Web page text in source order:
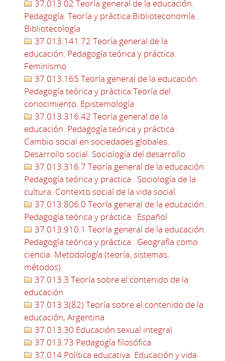
37.013:02 Teoría general de la educación.
Pedagogía. Teoría y práctica:Biblioteconomía.
Bibliotecología
37.013:141.72 Teoría general de la
educación. Pedagogía teórica y práctica.
Feminismo
37.013:165 Teoría general de la educación.
Pedagogía teórica y práctica:Teoría del
conocimiento. Epistemología
37.013:316.42 Teoría general de la
educación. Pedagogía teórica y práctica :
Cambio social en sociedades globales.
Desarrollo social. Sociología del desarrollo
37.013:316.7 Teoría general de la educación.
Pedagogía teórica y practica : Sociología de la
cultura. Contexto social de la vida social
37.013:806.0 Teoría general de la educación.
Pedagogía teórica y práctica : Español
37.013:910.1 Teoría general de la educación.
Pedagogía teórica y práctica : Geografía como
ciencia. Metodología (teoría, sistemas,
métodos).
37.013.3 Teoría sobre el contenido de la
educación
37.013.3(82) Teoría sobre el contenido de la
educación, Argentina
37.013.30 Educación sexual integral
37.013.73 Pedagogía filosófica
37.014 Política educativa. Educación y vida